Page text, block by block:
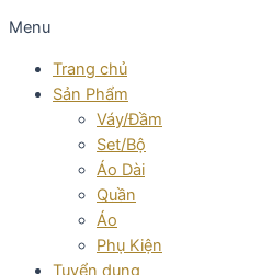
Menu
Trang chủ
Sản Phẩm
Váy/Đầm
Set/Bộ
Áo Dài
Quần
Áo
Phụ Kiện
Tuyển dụng